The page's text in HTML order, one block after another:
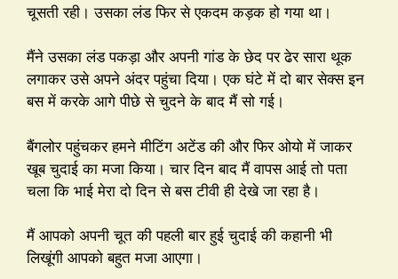
चूसती रही। उसका लंड फिर से एकदम कड़क हो गया था।
मैंने उसका लंड पकड़ा और अपनी गांड के छेद पर ढेर सारा थूक
लगाकर उसे अपने अंदर पहुंचा दिया। एक घंटे में दो बार सेक्स इन
बस में करके आगे पीछे से चुदने के बाद मैं सो गई।
बैंगलोर पहुंचकर हमने मीटिंग अटेंड की और फिर ओयो में जाकर
खूब चुदाई का मजा किया। चार दिन बाद मैं वापस आई तो पता
चला कि भाई मेरा दो दिन से बस टीवी ही देखे जा रहा है।
मैं आपको अपनी चूत की पहली बार हुई चुदाई की कहानी भी
लिखूंगी आपको बहुत मजा आएगा।